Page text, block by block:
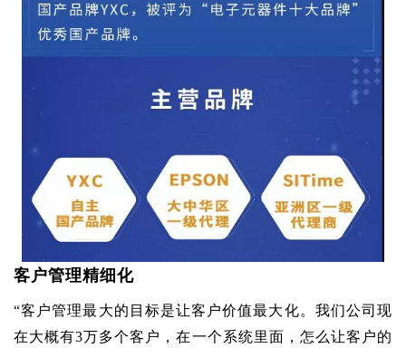
客户管理精细化
“客户管理最大的目标是让客户价值最大化。我们公司现
在大概有3万多个客户，在一个系统里面，怎么让客户的